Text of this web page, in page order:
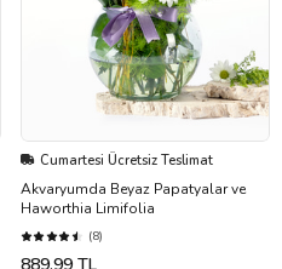
Cumartesi Ücretsiz Teslimat
Akvaryumda Beyaz Papatyalar ve
Haworthia Limifolia
(8)
889,99 TL